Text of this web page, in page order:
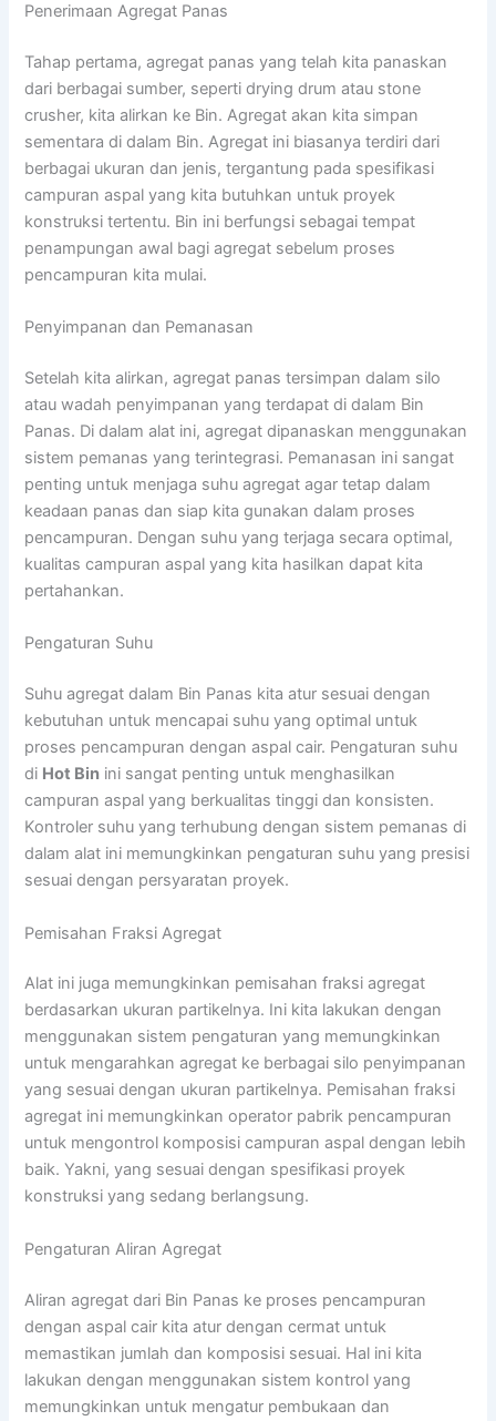
Penerimaan Agregat Panas
Tahap pertama, agregat panas yang telah kita panaskan
dari berbagai sumber, seperti drying drum atau stone
crusher, kita alirkan ke Bin. Agregat akan kita simpan
sementara di dalam Bin. Agregat ini biasanya terdiri dari
berbagai ukuran dan jenis, tergantung pada spesifikasi
campuran aspal yang kita butuhkan untuk proyek
konstruksi tertentu. Bin ini berfungsi sebagai tempat
penampungan awal bagi agregat sebelum proses
pencampuran kita mulai.
Penyimpanan dan Pemanasan
Setelah kita alirkan, agregat panas tersimpan dalam silo
atau wadah penyimpanan yang terdapat di dalam Bin
Panas. Di dalam alat ini, agregat dipanaskan menggunakan
sistem pemanas yang terintegrasi. Pemanasan ini sangat
penting untuk menjaga suhu agregat agar tetap dalam
keadaan panas dan siap kita gunakan dalam proses
pencampuran. Dengan suhu yang terjaga secara optimal,
kualitas campuran aspal yang kita hasilkan dapat kita
pertahankan.
Pengaturan Suhu
Suhu agregat dalam Bin Panas kita atur sesuai dengan
kebutuhan untuk mencapai suhu yang optimal untuk
proses pencampuran dengan aspal cair. Pengaturan suhu
di Hot Bin ini sangat penting untuk menghasilkan
campuran aspal yang berkualitas tinggi dan konsisten.
Kontroler suhu yang terhubung dengan sistem pemanas di
dalam alat ini memungkinkan pengaturan suhu yang presisi
sesuai dengan persyaratan proyek.
Pemisahan Fraksi Agregat
Alat ini juga memungkinkan pemisahan fraksi agregat
berdasarkan ukuran partikelnya. Ini kita lakukan dengan
menggunakan sistem pengaturan yang memungkinkan
untuk mengarahkan agregat ke berbagai silo penyimpanan
yang sesuai dengan ukuran partikelnya. Pemisahan fraksi
agregat ini memungkinkan operator pabrik pencampuran
untuk mengontrol komposisi campuran aspal dengan lebih
baik. Yakni, yang sesuai dengan spesifikasi proyek
konstruksi yang sedang berlangsung.
Pengaturan Aliran Agregat
Aliran agregat dari Bin Panas ke proses pencampuran
dengan aspal cair kita atur dengan cermat untuk
memastikan jumlah dan komposisi sesuai. Hal ini kita
lakukan dengan menggunakan sistem kontrol yang
memungkinkan untuk mengatur pembukaan dan